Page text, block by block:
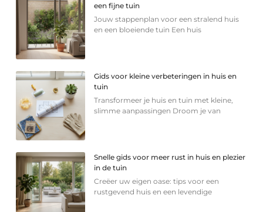
een fijne tuin
Jouw stappenplan voor een stralend huis
en een bloeiende tuin Een huis
Gids voor kleine verbeteringen in huis en
tuin
Transformeer je huis en tuin met kleine,
slimme aanpassingen Droom je van
Snelle gids voor meer rust in huis en plezier
in de tuin
Creëer uw eigen oase: tips voor een
rustgevend huis en een levendige